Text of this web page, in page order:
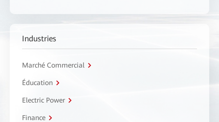
Industries
Marché Commercial
Éducation
Electric Power
Finance